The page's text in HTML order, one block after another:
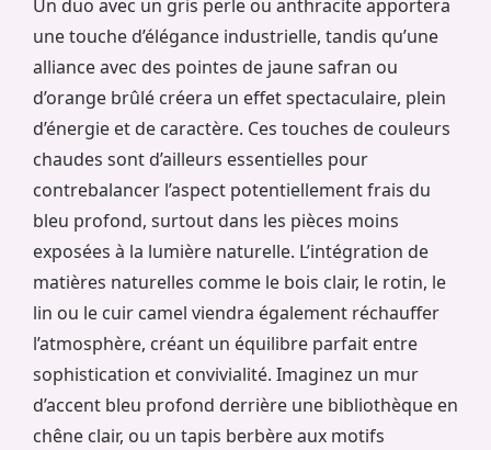
Un duo avec un gris perle ou anthracite apportera
une touche d’élégance industrielle, tandis qu’une
alliance avec des pointes de jaune safran ou
d’orange brûlé créera un effet spectaculaire, plein
d’énergie et de caractère. Ces touches de couleurs
chaudes sont d’ailleurs essentielles pour
contrebalancer l’aspect potentiellement frais du
bleu profond, surtout dans les pièces moins
exposées à la lumière naturelle. L’intégration de
matières naturelles comme le bois clair, le rotin, le
lin ou le cuir camel viendra également réchauffer
l’atmosphère, créant un équilibre parfait entre
sophistication et convivialité. Imaginez un mur
d’accent bleu profond derrière une bibliothèque en
chêne clair, ou un tapis berbère aux motifs